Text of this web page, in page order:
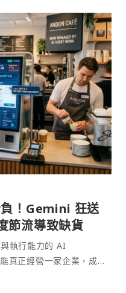
！Gemini 狂送
節流導致缺貨
執行能力的 AI
真正經營一家企業，成為